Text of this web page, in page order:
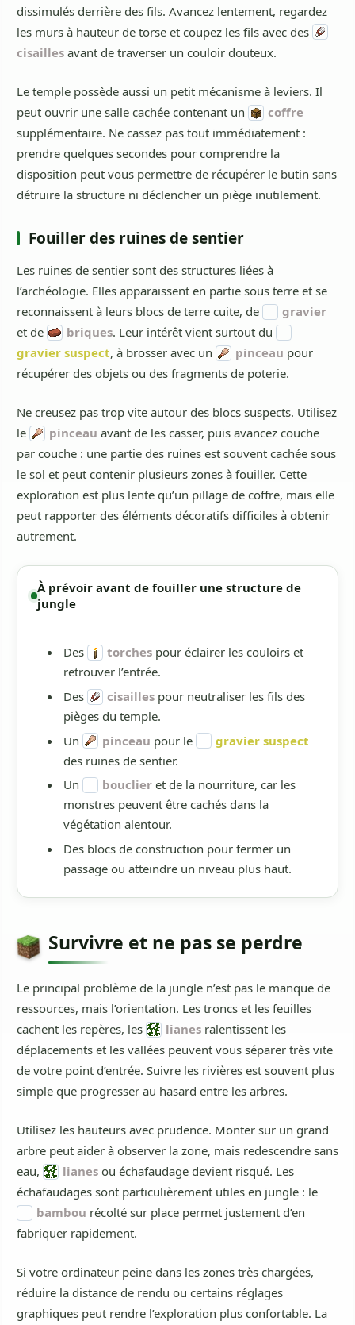
dissimulés derrière des fils. Avancez lentement, regardez
les murs à hauteur de torse et coupez les fils avec des
cisailles avant de traverser un couloir douteux.
Le temple possède aussi un petit mécanisme à leviers. Il
peut ouvrir une salle cachée contenant un
coffre
supplémentaire. Ne cassez pas tout immédiatement :
prendre quelques secondes pour comprendre la
disposition peut vous permettre de récupérer le butin sans
détruire la structure ni déclencher un piège inutilement.
Fouiller des ruines de sentier
Les ruines de sentier sont des structures liées à
l’archéologie. Elles apparaissent en partie sous terre et se
reconnaissent à leurs blocs de terre cuite, de
gravier
et de
briques. Leur intérêt vient surtout du
gravier suspect, à brosser avec un pinceau pour
récupérer des objets ou des fragments de poterie.
Ne creusez pas trop vite autour des blocs suspects. Utilisez
le
pinceau avant de les casser, puis avancez couche
par couche : une partie des ruines est souvent cachée sous
le sol et peut contenir plusieurs zones à fouiller. Cette
exploration est plus lente qu’un pillage de coffre, mais elle
peut rapporter des éléments décoratifs difficiles à obtenir
autrement.
À prévoir avant de fouiller une structure de
jungle
Des torches pour éclairer les couloirs et
retrouver l’entrée.
Des
cisailles pour neutraliser les fils des
pièges du temple.
Un
pinceau pour le
gravier suspect
des ruines de sentier.
Un
bouclier et de la nourriture, car les
monstres peuvent être cachés dans la
végétation alentour.
Des blocs de construction pour fermer un
passage ou atteindre un niveau plus haut.
Survivre et ne pas se perdre
Le principal problème de la jungle n’est pas le manque de
ressources, mais l’orientation. Les troncs et les feuilles
cachent les repères, les
lianes ralentissent les
déplacements et les vallées peuvent vous séparer très vite
de votre point d’entrée. Suivre les rivières est souvent plus
simple que progresser au hasard entre les arbres.
Utilisez les hauteurs avec prudence. Monter sur un grand
arbre peut aider à observer la zone, mais redescendre sans
eau,
lianes ou échafaudage devient risqué. Les
échafaudages sont particulièrement utiles en jungle : le
bambou récolté sur place permet justement d’en
fabriquer rapidement.
Si votre ordinateur peine dans les zones très chargées,
réduire la distance de rendu ou certains réglages
graphiques peut rendre l’exploration plus confortable. La